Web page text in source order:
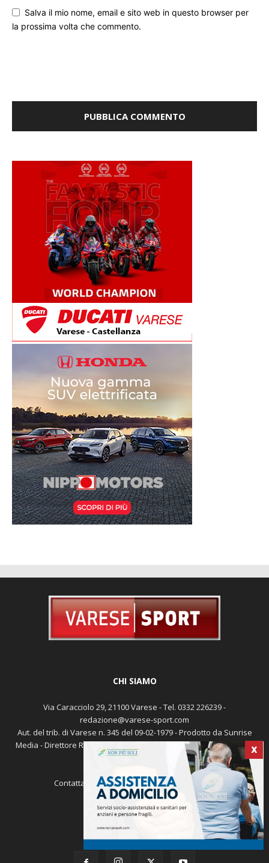
Salva il mio nome, email e sito web in questo browser per
la prossima volta che commento.
X
CHI SIAMO
Via Caracciolo 29, 21100 Varese - Tel. 0332 226239 -
redazione@varese-sport.com
Aut. del trib. di Varese n. 345 del 09-02-1979 - Prodotto da Sunrise
Media - Direttore Responsabile: Michele Marocco -Cookie policy
Pubblicità
Contattaci: redazione@varese-sport.com
SEGUICI